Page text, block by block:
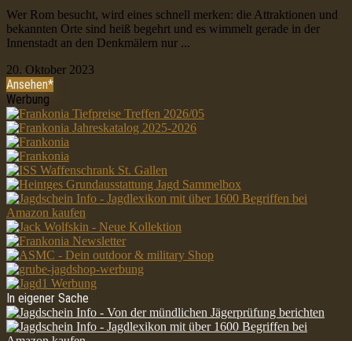
Wer Rom besucht, wird eines schnell merken: die Attraktionen und
bekannten Orte sind heiß begehrt und es wimmelt gerade in der
Innenstadt an den Denkmälern nur ...
20. Oktober 2023
Ansehen*
Werbung
In eigener Sache